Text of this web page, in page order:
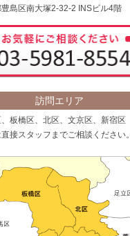
島区南大塚2-32-2 INSビル4階
訪問エリア
板橋区、北区、文京区、新宿区
接スタッフまでご相談ください。